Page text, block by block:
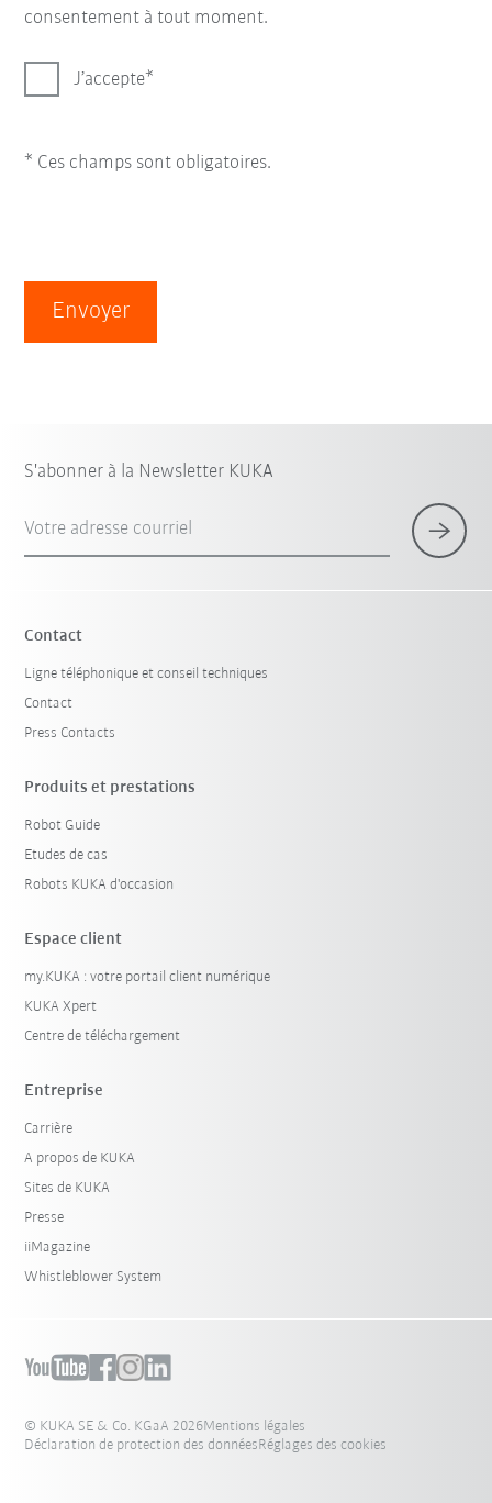
consentement à tout moment.
J’accepte
* Ces champs sont obligatoires.
Envoyer
S'abonner à la Newsletter KUKA
Votre adresse courriel
Contact
Ligne téléphonique et conseil techniques
Contact
Press Contacts
Produits et prestations
Robot Guide
Etudes de cas
Robots KUKA d'occasion
Espace client
my.KUKA : votre portail client numérique
KUKA Xpert
Centre de téléchargement
Entreprise
Carrière
A propos de KUKA
Sites de KUKA
Presse
iiMagazine
Whistleblower System
© KUKA SE & Co. KGaA 2026Mentions légales
Déclaration de protection des donnéesRéglages des cookies